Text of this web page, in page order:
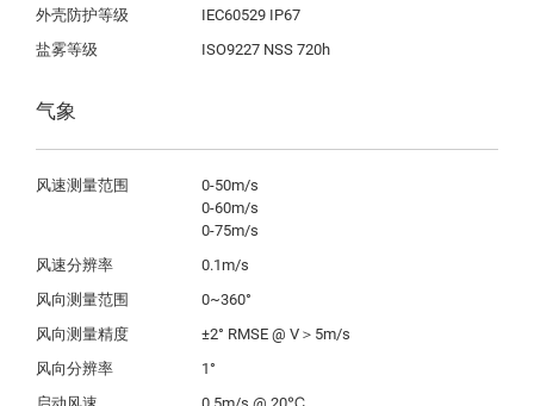
外壳防护等级
IEC60529 IP67
盐雾等级
ISO9227 NSS 720h
气象
风速测量范围
0-50m/s
0-60m/s
0-75m/s
风速分辨率
0.1m/s
风向测量范围
0~360°
风向测量精度
±2° RMSE @ V＞5m/s
风向分辨率
1°